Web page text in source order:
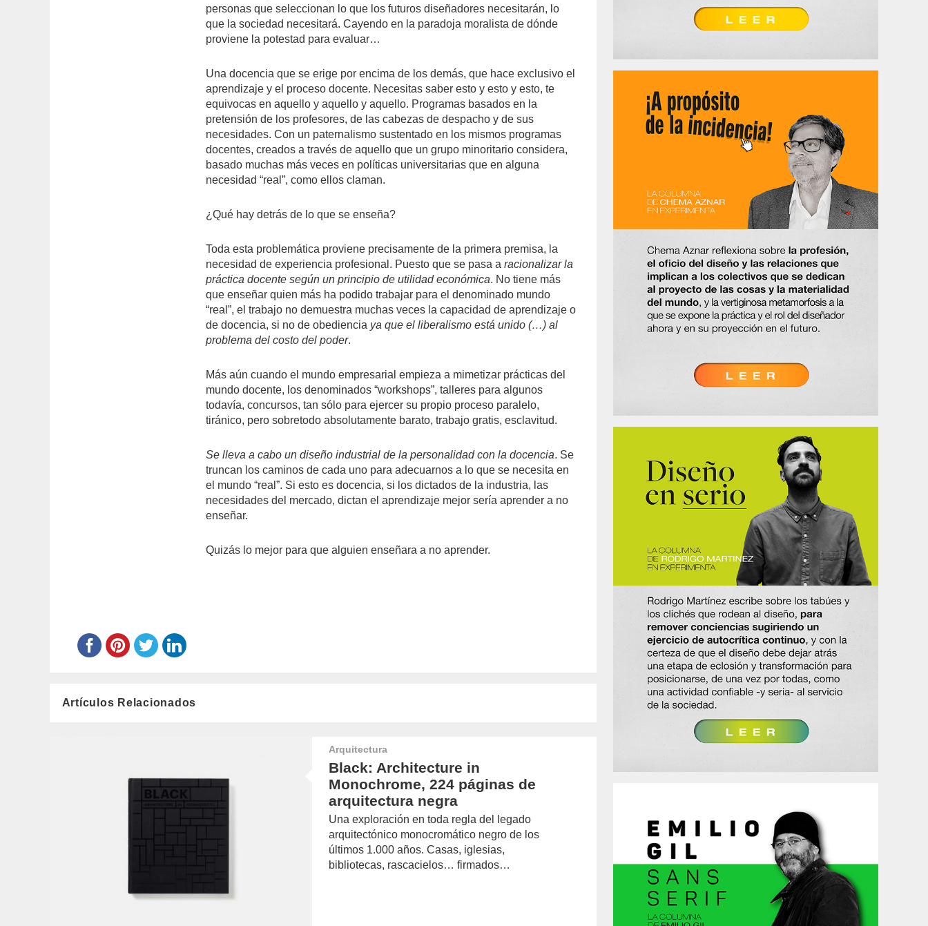
personas que seleccionan lo que los futuros diseñadores necesitarán, lo
que la sociedad necesitará. Cayendo en la paradoja moralista de dónde
proviene la potestad para evaluar…
Una docencia que se erige por encima de los demás, que hace exclusivo el
aprendizaje y el proceso docente. Necesitas saber esto y esto y esto, te
equivocas en aquello y aquello y aquello. Programas basados en la
pretensión de los profesores, de las cabezas de despacho y de sus
necesidades. Con un paternalismo sustentado en los mismos programas
docentes, creados a través de aquello que un grupo minoritario considera,
basado muchas más veces en políticas universitarias que en alguna
necesidad “real”, como ellos claman.
¿Qué hay detrás de lo que se enseña?
Toda esta problemática proviene precisamente de la primera premisa, la
necesidad de experiencia profesional. Puesto que se pasa aracionalizar la
práctica docente según un principio de utilidad económica. No tiene más
que enseñar quien más ha podido trabajar para el denominado mundo
“real”, el trabajo no demuestra muchas veces la capacidad de aprendizaje o
de docencia, si no de obediencia ya que el liberalismo está unido (…) al
problema del costo del poder.
Más aún cuando el mundo empresarial empieza a mimetizar prácticas del
mundo docente, los denominados “workshops”, talleres para algunos
todavía, concursos, tan sólo para ejercer su propio proceso paralelo,
tiránico, pero sobretodo absolutamente barato, trabajo gratis, esclavitud.
Se lleva a cabo un diseño industrial de la personalidad con la docencia. Se
truncan los caminos de cada uno para adecuarnos a lo que se necesita en
el mundo “real”. Si esto es docencia, si los dictados de la industria, las
necesidades del mercado, dictan el aprendizaje mejor sería aprender a no
enseñar.
Quizás lo mejor para que alguien enseñara a no aprender.
Artículos Relacionados
Arquitectura
Black: Architecture in
Monochrome, 224 páginas de
arquitectura negra
Una exploración en toda regla del legado
arquitectónico monocromático negro de los
últimos 1.000 años. Casas, iglesias,
bibliotecas, rascacielos… firmados…